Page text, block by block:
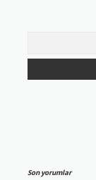
Son yorumlar